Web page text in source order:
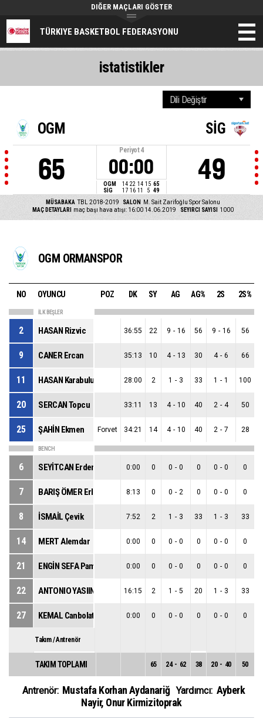
TÜRKIYE BASKETBOL FEDERASYONU
DIĞER MAÇLARI GÖSTER
OGM
65
Periyot 4
00:00
OGM 14 22 14 15 65
SİG
17 16 11 5 49
SİG
49
MÜSABAKA TBL 2018-2019 SALON
M. Sait Zarifoğlu Spor Salonu
MAÇ DETAYLARI
maç başı hava atışı: 16:00 14.06.2019 SEYIRCI SAYISI 1000
istatistikler
OGM ORMANSPOR
NO OYUNCU POZ DK SY AG AG% 2S 2S%
İLK BEŞLER
2 HASAN Rizvic 36:55 22 9 - 16 56 9 - 16 56
9 CANER Ercan 35:13 10 4 - 13 30 4 - 6 66
11 HASAN Karabulut 28:00 2 1 - 3 33 1 - 1 100
20 SERCAN Topcu 33:11 13 4 - 10 40 2 - 4 50
25 ŞAHİN Ekmen Forvet 34:21 14 4 - 10 40 2 - 7 28
BENCH
6 SEYİTCAN Erdem 0:00 0 0 - 0 0 0 - 0 0
7 BARIŞ ÖMER Erlim 8:13 0 0 - 2 0 0 - 0 0
8 İSMAİL Çevik 7:52 2 1 - 3 33 1 - 3 33
14 MERT Alemdar 0:00 0 0 - 0 0 0 - 0 0
21 ENGİN SEFA Pamukcu 0:00 0 0 - 0 0 0 - 0 0
22 16:15 2 1 - 5 20 1 - 3 33
27 KEMAL Canbolat 0:00 0 0 - 0 0 0 - 0 0
Takım / Antrenör
TAKIM TOPLAMI 65 24 - 62 38 20 - 40 50
Antrenör: Mustafa Korhan Aydanariğ Yardımcı: Ayberk
Nayir, Onur Kirmizitoprak